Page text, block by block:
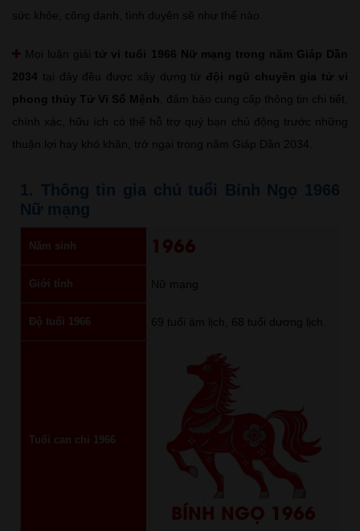
sức khỏe, công danh, tình duyên sẽ như thế nào.
Mọi luận giải tử vi tuổi 1966 Nữ mạng trong năm Giáp Dần
2034 tại đây đều được xây dựng từ đội ngũ chuyên gia tử vi
phong thủy Tử Vi Số Mệnh
, đảm bảo cung cấp thông tin chi tiết,
chính xác, hữu ích có thể hỗ trợ quý bạn chủ động trước những
thuận lợi hay khó khăn, trở ngại trong năm Giáp Dần 2034.
1. Thông tin gia chủ tuổi Bính Ngọ 1966
Nữ mạng
Năm sinh 1966
Giới tính Nữ mạng
Độ tuổi 1966 69 tuổi âm lịch, 68 tuổi dương lịch.
Tuổi can chi 1966
BÍNH NGỌ 1966